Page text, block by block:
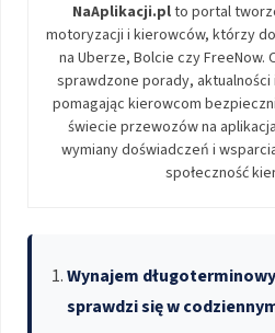
NaAplikacji.plto portal
motoryzacji i kierowców, którzy
na Uberze, Bolcie czy
sprawdzone porady,
pomagając kierowcom
świecie przewozów na
wymiany doświadczeń i
społeczność
Wynajem
sprawdzi się w